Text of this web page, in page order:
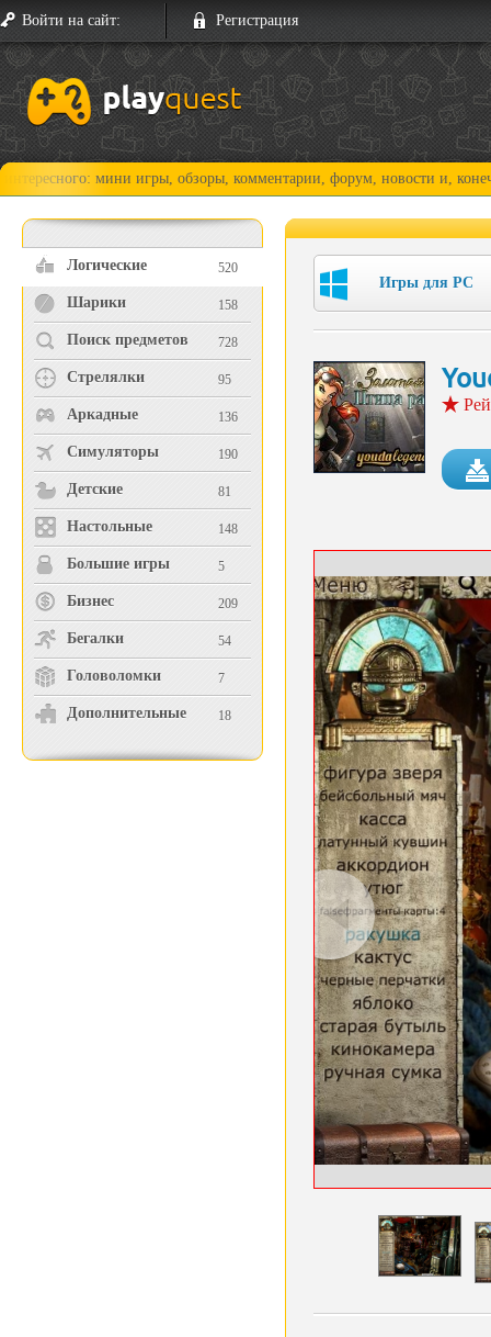
Войти на сайт: Регистрация
мини игры, обзоры, комментарии, форум, новости и, конечно,
Логические 520
Шарики 158
Поиск предметов 728
Стрелялки 95
Аркадные 136
Симуляторы 190
Детские 81
Настольные 148
Большие игры 5
Бизнес 209
Бегалки 54
Головоломки 7
Дополнительные 18
Игры для PC